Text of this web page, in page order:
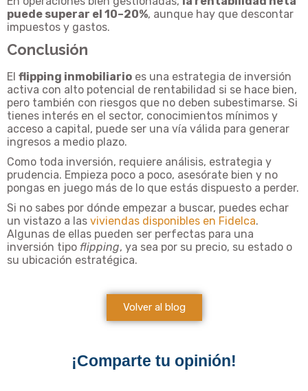
puede superar el 10–20%, aunque hay que descontar
impuestos y gastos.
Conclusión
El flipping inmobiliario es una estrategia de inversión
activa con alto potencial de rentabilidad si se hace bien,
pero también con riesgos que no deben subestimarse. Si
tienes interés en el sector, conocimientos mínimos y
acceso a capital, puede ser una vía válida para generar
ingresos a medio plazo.
Como toda inversión, requiere análisis, estrategia y
prudencia. Empieza poco a poco, asesórate bien y no
pongas en juego más de lo que estás dispuesto a perder.
Si no sabes por dónde empezar a buscar, puedes echar
un vistazo a las viviendas disponibles en Fidelca.
Algunas de ellas pueden ser perfectas para una
inversión tipo flipping, ya sea por su precio, su estado o
su ubicación estratégica.
Volver al blog
¡Comparte tu opinión!